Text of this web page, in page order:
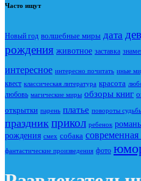
Часто ищут
Новый год волшебные миры дата
рождения животное заставка
интересное интересно почитать иные
квест классическая литература красота
любовь магические миры обзоры книг
открытки парень платье повороты
праздник прикол ребенок
рождения смех собака современная
фантастические произведения фото